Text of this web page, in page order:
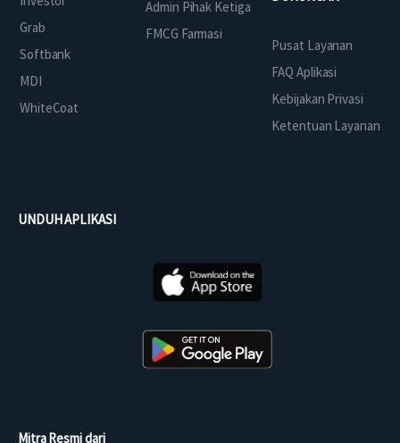
Grab
Softbank
MDI
WhiteCoat
Admin Pihak Ketiga
FMCG Farmasi
Pusat Layanan
FAQ Aplikasi
Kebijakan Privasi
Ketentuan Layanan
UNDUH APLIKASI
Mitra Resmi dari